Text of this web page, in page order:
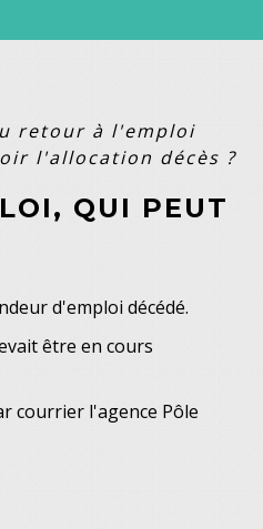
retour à l'emploi
l'allocation décès ?
QUI PEUT
d'emploi décédé.
être en cours
courrier l'agence Pôle